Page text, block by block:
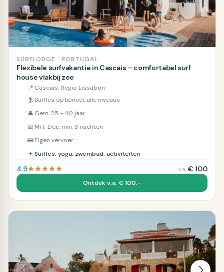
SURFLODGE · PORTUGAL
Flexibele surfvakantie in Cascais – comfortabel surf
house vlakbij zee
📍 Cascais, Regio Lissabon
🏄Surfles optioneel, alle niveaus
👤 Gem. 25 - 40 jaar
📅 Mrt-Dec: min. 3 nachten
🚌Eigen vervoer
✦ Surfles, yoga, zwembad, activiteiten
4.9 v.a.€ 100
Ontdek v.a. € 100,-